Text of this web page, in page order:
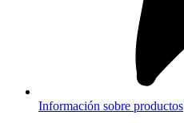
Información sobre productos